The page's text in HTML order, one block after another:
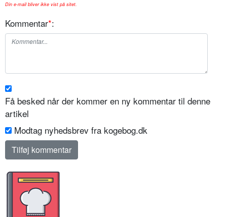
Din e-mail bliver ikke vist på sitet.
Kommentar*:
Få besked når der kommer en ny kommentar til denne
artikel
Modtag nyhedsbrev fra kogebog.dk